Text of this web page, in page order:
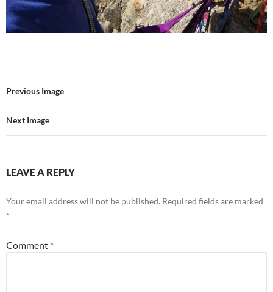
Previous Image
Next Image
LEAVE A REPLY
Your email address will not be published. Required fields are marked
*
Comment *